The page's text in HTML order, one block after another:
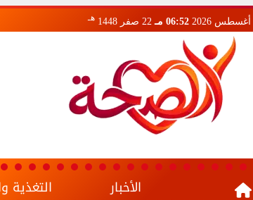
06:52 مـ 22 صفر 1448 هـ
الأخبار التغذية